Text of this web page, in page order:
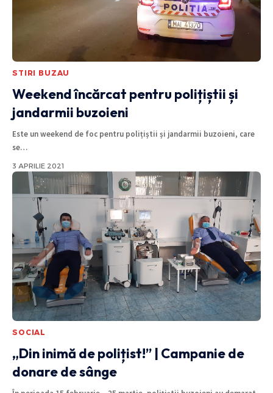
STIRI BUZAU
Weekend încărcat pentru polițiștii și
jandarmii buzoieni
Este un weekend de foc pentru polițiștii și jandarmii buzoieni, care
se…
3 APRILIE 2021
SOCIAL
„Din inimă de polițist!” | Campanie de
donare de sânge